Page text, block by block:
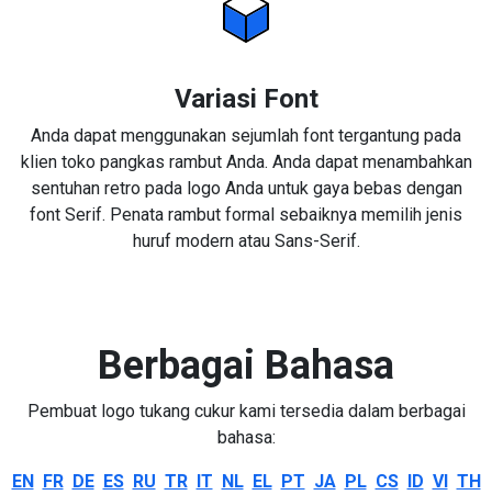
Variasi Font
Anda dapat menggunakan sejumlah font tergantung pada
klien toko pangkas rambut Anda. Anda dapat menambahkan
sentuhan retro pada logo Anda untuk gaya bebas dengan
font Serif. Penata rambut formal sebaiknya memilih jenis
huruf modern atau Sans-Serif.
Berbagai Bahasa
Pembuat logo tukang cukur kami tersedia dalam berbagai
bahasa:
EN FR DE ES RU TR IT NL EL PT JA PL CS ID VI TH